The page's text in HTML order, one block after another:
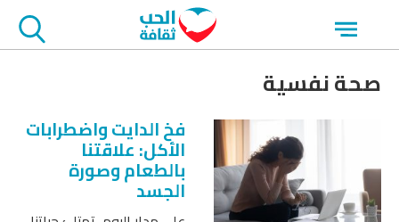
Open
menu
صحة نفسية
فخ الدايت واضطرابات
الأكل: علاقتنا
بالطعام وصورة
الجسد